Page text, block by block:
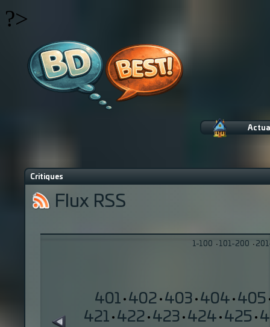
?>
Critiques
Flux RSS
1-100 · 101-200 ·
401 · 402 · 403 · 404 · 405
421 · 422 · 423 · 424 · 425 ·